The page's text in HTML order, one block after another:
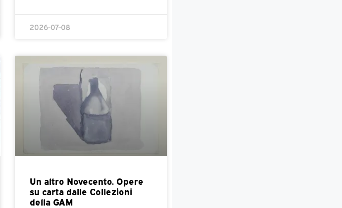
2026-07-08
Un altro Novecento. Opere
su carta dalle Collezioni
della GAM